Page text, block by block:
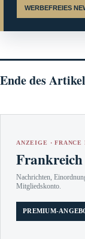
WERBEFREIES
Ende des
ANZEIGE · FRANCE
Frankreich
Nachrichten,
Mitgliedskonto.
PREMIUM-